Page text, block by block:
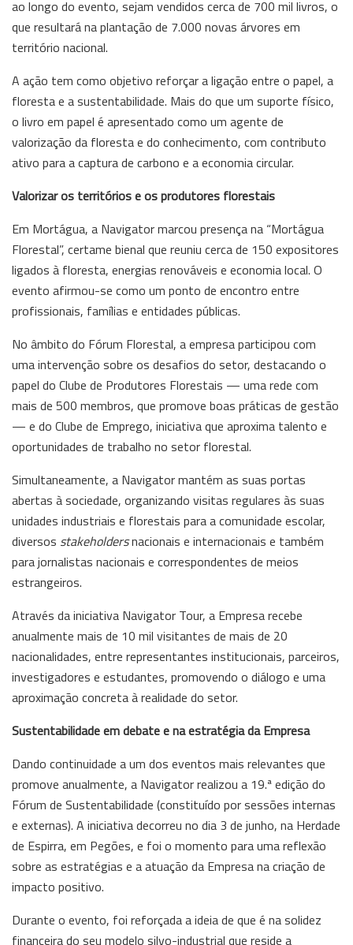
ao longo do evento, sejam vendidos cerca de 700 mil livros, o
que resultará na plantação de 7.000 novas árvores em
território nacional.
A ação tem como objetivo reforçar a ligação entre o papel, a
floresta e a sustentabilidade. Mais do que um suporte físico,
o livro em papel é apresentado como um agente de
valorização da floresta e do conhecimento, com contributo
ativo para a captura de carbono e a economia circular.
Valorizar os territórios e os produtores florestais
Em Mortágua, a Navigator marcou presença na “Mortágua
Florestal”, certame bienal que reuniu cerca de 150 expositores
ligados à floresta, energias renováveis e economia local. O
evento afirmou-se como um ponto de encontro entre
profissionais, famílias e entidades públicas.
No âmbito do Fórum Florestal, a empresa participou com
uma intervenção sobre os desafios do setor, destacando o
papel do Clube de Produtores Florestais — uma rede com
mais de 500 membros, que promove boas práticas de gestão
— e do Clube de Emprego, iniciativa que aproxima talento e
oportunidades de trabalho no setor florestal.
Simultaneamente, a Navigator mantém as suas portas
abertas à sociedade, organizando visitas regulares às suas
unidades industriais e florestais para a comunidade escolar,
diversos stakeholdersnacionais e internacionais e também
para jornalistas nacionais e correspondentes de meios
estrangeiros.
Através da iniciativa Navigator Tour, a Empresa recebe
anualmente mais de 10 mil visitantes de mais de 20
nacionalidades, entre representantes institucionais, parceiros,
investigadores e estudantes, promovendo o diálogo e uma
aproximação concreta à realidade do setor.
Sustentabilidade em debate e na estratégia da Empresa
Dando continuidade a um dos eventos mais relevantes que
promove anualmente, a Navigator realizou a 19.ª edição do
Fórum de Sustentabilidade (constituído por sessões internas
e externas). A iniciativa decorreu no dia 3 de junho, na Herdade
de Espirra, em Pegões, e foi o momento para uma reflexão
sobre as estratégias e a atuação da Empresa na criação de
impacto positivo.
Durante o evento, foi reforçada a ideia de que é na solidez
financeira do seu modelo silvo-industrial que reside a